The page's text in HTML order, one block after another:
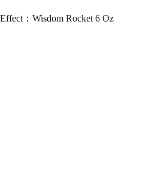
：Wisdom Rocket 6 Oz